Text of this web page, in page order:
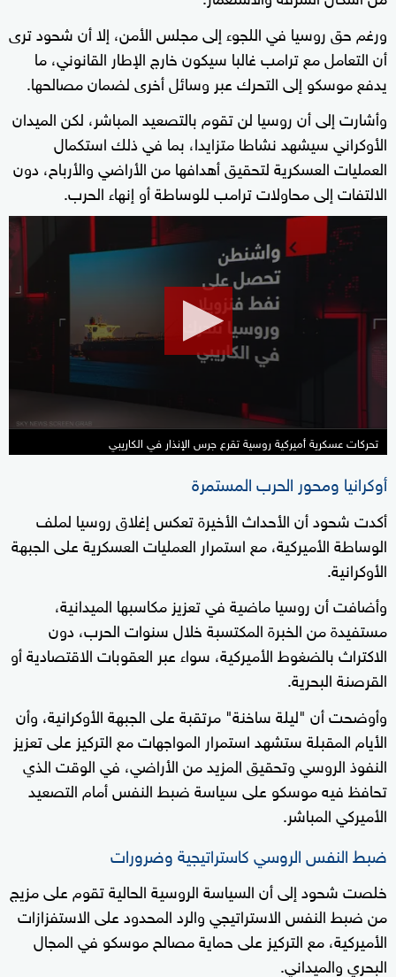
ورغم حق روسيا في اللجوء إلى مجلس الأمن، إلا أن شحود ترى
أن التعامل مع ترامب غالبا سيكون خارج الإطار القانوني، ما
يدفع موسكو إلى التحرك عبر وسائل أخرى لضمان مصالحها.
وأشارت إلى أن روسيا لن تقوم بالتصعيد المباشر، لكن الميدان
الأوكراني سيشهد نشاطا متزايدا، بما في ذلك استكمال
العمليات العسكرية لتحقيق أهدافها من الأراضي والأرباح، دون
الالتفات إلى محاولات ترامب للوساطة أو إنهاء الحرب.
0
seconds
تحركات عسكرية أميركية روسية تقرع جرس الإنذار في الكاريبي
أوكرانيا ومحور الحرب المستمرة
أكدت شحود أن الأحداث الأخيرة تعكس إغلاق روسيا لملف
الوساطة الأميركية، مع استمرار العمليات العسكرية على الجبهة
الأوكرانية.
وأضافت أن روسيا ماضية في تعزيز مكاسبها الميدانية،
مستفيدة من الخبرة المكتسبة خلال سنوات الحرب، دون
الاكتراث بالضغوط الأميركية، سواء عبر العقوبات الاقتصادية أو
القرصنة البحرية.
وأوضحت أن "ليلة ساخنة" مرتقبة على الجبهة الأوكرانية، وأن
الأيام المقبلة ستشهد استمرار المواجهات مع التركيز على تعزيز
النفوذ الروسي وتحقيق المزيد من الأراضي، في الوقت الذي
تحافظ فيه موسكو على سياسة ضبط النفس أمام التصعيد
الأميركي المباشر.
ضبط النفس الروسي كاستراتيجية وضرورات
خلصت شحود إلى أن السياسة الروسية الحالية تقوم على مزيج
من ضبط النفس الاستراتيجي والرد المحدود على الاستفزازات
الأميركية، مع التركيز على حماية مصالح موسكو في المجال
البحري والميداني.